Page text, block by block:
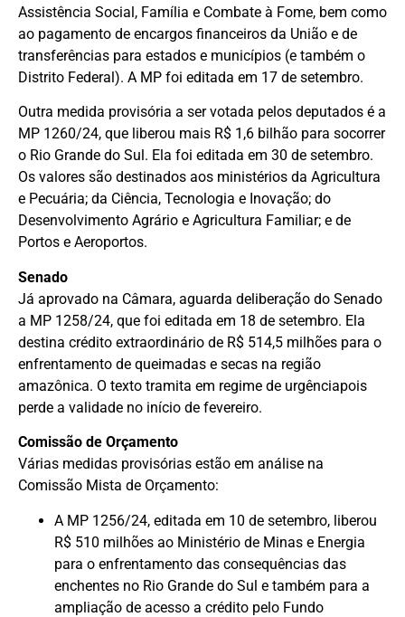
Assistência Social, Família e Combate à Fome, bem como
ao pagamento de encargos financeiros da União e de
transferências para estados e municípios (e também o
Distrito Federal). A MP foi editada em 17 de setembro.
Outra medida provisória a ser votada pelos deputados é a
MP 1260/24, que liberou mais R$ 1,6 bilhão para socorrer
o Rio Grande do Sul. Ela foi editada em 30 de setembro.
Os valores são destinados aos ministérios da Agricultura
e Pecuária; da Ciência, Tecnologia e Inovação; do
Desenvolvimento Agrário e Agricultura Familiar; e de
Portos e Aeroportos.
Senado
Já aprovado na Câmara, aguarda deliberação do Senado
a MP 1258/24, que foi editada em 18 de setembro. Ela
destina crédito extraordinário de R$ 514,5 milhões para o
enfrentamento de queimadas e secas na região
amazônica. O texto tramita em regime de urgênciapois
perde a validade no início de fevereiro.
Comissão de Orçamento
Várias medidas provisórias estão em análise na
Comissão Mista de Orçamento:
A MP 1256/24, editada em 10 de setembro, liberou
R$ 510 milhões ao Ministério de Minas e Energia
para o enfrentamento das consequências das
enchentes no Rio Grande do Sul e também para a
ampliação de acesso a crédito pelo Fundo